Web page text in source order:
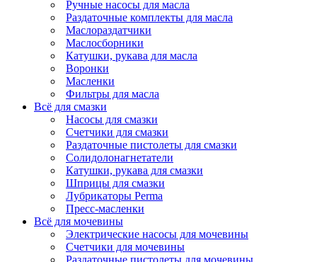
Ручные насосы для масла
Раздаточные комплекты для масла
Маслораздатчики
Маслосборники
Катушки, рукава для масла
Воронки
Масленки
Фильтры для масла
Всё для смазки
Насосы для смазки
Счетчики для смазки
Раздаточные пистолеты для смазки
Солидолонагнетатели
Катушки, рукава для смазки
Шприцы для смазки
Лубрикаторы Perma
Пресс-масленки
Всё для мочевины
Электрические насосы для мочевины
Счетчики для мочевины